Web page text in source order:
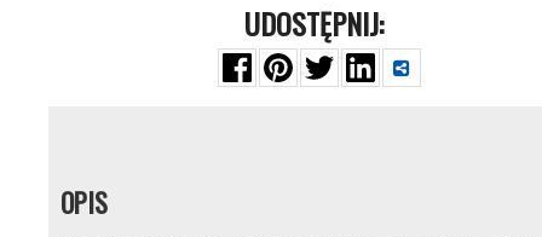
UDOSTĘPNIJ:
OPIS